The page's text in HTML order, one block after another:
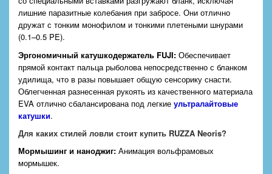
лишние паразитные колебания при забросе. Они отлично
дружат с тонким монофилом и тонкими плетеными шнурами
(0.1–0.5 PE).
Эргономичный катушкодержатель FUJI: Обеспечивает
прямой контакт пальца рыболова непосредственно с бланком
удилища, что в разы повышает общую сенсорику снасти.
Облегченная разнесенная рукоять из качественного материала
EVA отлично сбалансирована под легкие ультралайтовые
катушки.
Для каких стилей ловли стоит купить RUZZA Neoris?
Мормышинг и наноджиг: Анимация вольфрамовых
мормышек.